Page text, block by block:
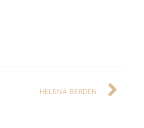
HELENA BERDEN